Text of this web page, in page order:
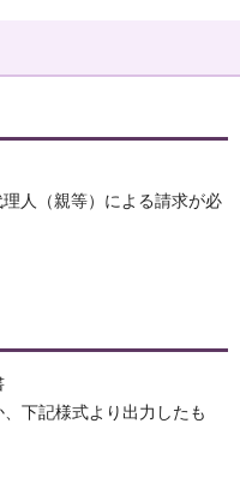
人（親等）による請求が必
下記様式より出力したも